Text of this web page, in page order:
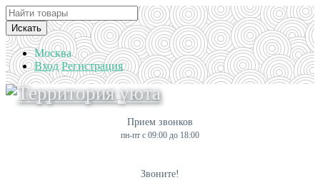
Искать
Москва
Вход Регистрация
Прием звонков
пн-пт с 09:00 до 18:00
Звоните!